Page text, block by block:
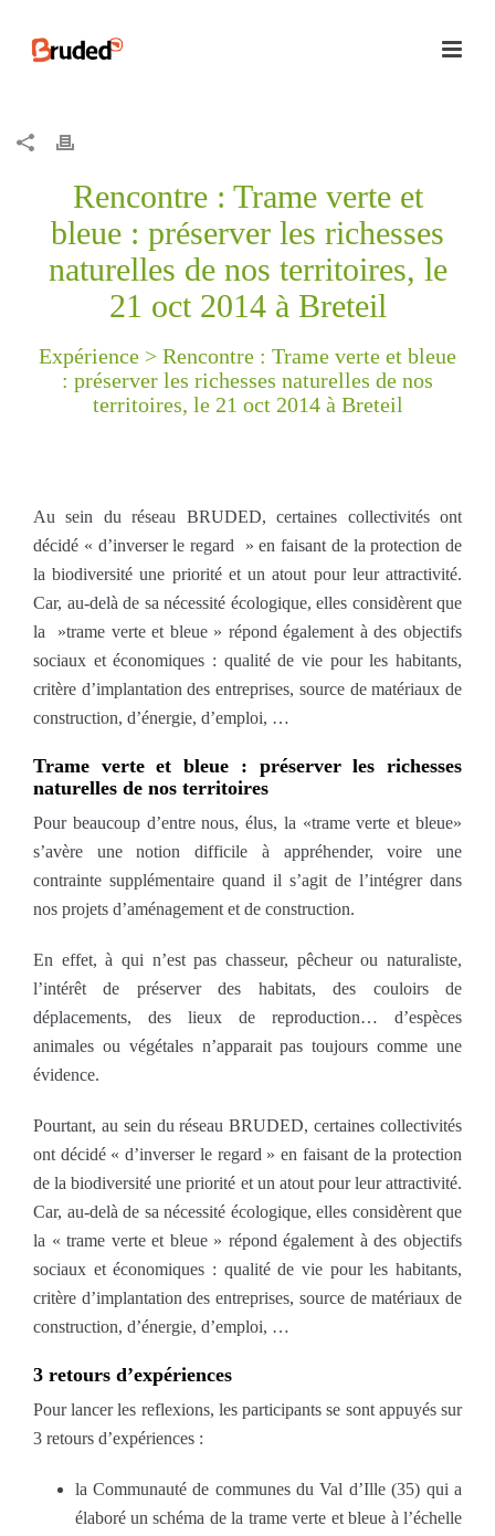
Rencontre : Trame verte et
bleue : préserver les richesses
naturelles de nos territoires, le
21 oct 2014 à Breteil
Expérience > Rencontre : Trame verte et bleue
: préserver les richesses naturelles de nos
territoires, le 21 oct 2014 à Breteil
Au sein du réseau BRUDED, certaines collectivités ont
décidé « d’inverser le regard » en faisant de laprotection de
la biodiversité une priorité et un atout pour leur attractivité.
Car, au-delà de sa nécessité écologique, elles considèrent que
la  »trame verte et bleue » répond également à des objectifs
sociaux et économiques : qualité de vie pour les habitants,
critère d’implantation des entreprises, source de matériaux de
construction, d’énergie, d’emploi, …
Trame verte et bleue : préserver les richesses
naturelles de nos territoires
Pour beaucoup d’entre nous, élus, la «trame verte et bleue»
s’avère une notion difficile à appréhender, voire une
contrainte supplémentaire quand il s’agit de l’intégrer dans
nos projets d’aménagement et de construction.
En effet, à qui n’est pas chasseur, pêcheur ou naturaliste,
l’intérêt de préserver des habitats, des couloirs de
déplacements, des lieux de reproduction… d’espèces
animales ou végétales n’apparait pas toujours comme une
évidence.
Pourtant, au sein du réseau BRUDED, certaines collectivités
ont décidé « d’inverser le regard » en faisant de la protection
de la biodiversité une priorité et un atout pour leur attractivité.
Car, au-delà de sa nécessité écologique, elles considèrent que
la « trame verte et bleue » répond également à des objectifs
sociaux et économiques : qualité de vie pour les habitants,
critère d’implantation des entreprises, source de matériaux de
construction, d’énergie, d’emploi, …
3 retours d’expériences
Pour lancer les reflexions, les participants se sont appuyés sur
3 retours d’expériences :
la Communauté de communes du Val d’Ille (35) qui a
élaboré un schéma de la trame verte et bleue à l’échelle